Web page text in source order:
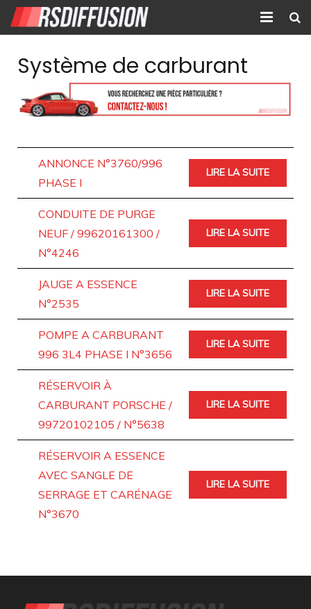
Nouvelles annonces
Annonces prolongées
Atelier mécanique
Contact
Système de carburant
ANNONCE N°3760/996
PHASE I
LIRE LA SUITE
CONDUITE DE PURGE
NEUF / 99620161300 /
N°4246
LIRE LA SUITE
JAUGE A ESSENCE
N°2535
LIRE LA SUITE
POMPE A CARBURANT
996 3L4 PHASE I N°3656
LIRE LA SUITE
RÉSERVOIR À
CARBURANT PORSCHE /
99720102105 / N°5638
LIRE LA SUITE
RÉSERVOIR A ESSENCE
AVEC SANGLE DE
SERRAGE ET CARÉNAGE
N°3670
LIRE LA SUITE